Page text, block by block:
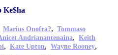
Ke$ha
Marius Onofra?, Tommaso
Andrianantenaina, Keith
, Kate Upton, Wayne Rooney,